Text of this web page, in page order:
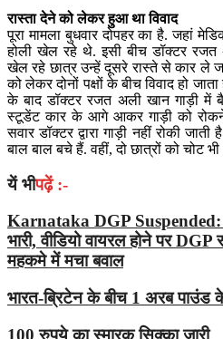
रास्ता देने को लेकर हुआ था विवाद
पूरा मामला बुधवार दोपहर का है. जहां
होली खेल रहे थे. इसी बीच डॉक्टर
खेल रहे छात्र उन्हें दूसरे रास्ते से कार ले
को लेकर दोनों पक्षों के बीच विवाद हो
के बाद डॉक्टर रजत अली खान गाड़ी में
स्टूडेंट कार के आगे आकर गाड़ी को
सवार डॉक्टर द्वारा गाड़ी नहीं रोकी
बाल बाल बचे हैं. वहीं, दो छात्रों को चोट
यें भीपढ़ें :-
Karnataka DGP
भारी, वीडियो वायरल होने पर DGP
महकमे में मचा बवाल
भारत-ब्रिटेन के बीच 1 अरब पाउंड
100 रुपये का स्मारक सिक्का जारी